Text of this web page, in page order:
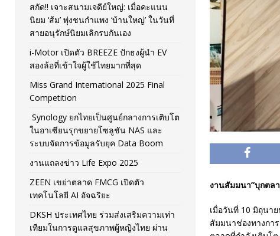
งานสัมมนา”บุกตล
เมื่อวันที่ 10 มิถุนา
สัมมนาช่องทางกา
สกัด!! เจาะสนามเจดีย์ใหญ่: เมื่อคะแนน
นิยม ‘ส้ม’ พุ่งชนกำแพง ‘บ้านใหญ่’ ในวันที่
สายอนุรักษ์นิยมเลิกรบกันเอง
i-Motor เปิดตัว BREEZE ปักธงผู้นำ EV
สองล้อที่เข้าใจผู้ใช้ไทยมากที่สุด
Miss Grand International 2025 Final
Competition
Synology ยกไทยเป็นศูนย์กลางการเติบโต
ในอาเซียนรุกขยายโซลูชัน NAS และ
ระบบจัดการข้อมูลรับยุค Data Boom
งานแถลงข่าว Life Expo 2025
ZEEN เขย่าตลาด FMCG เปิดตัว
เทคโนโลยี AI อัจฉริยะ
DKSH ประเทศไทย ร่วมส่งเสริมความเท่า
เทียมในการดูแลสุขภาพผู้หญิงไทย ผ่าน